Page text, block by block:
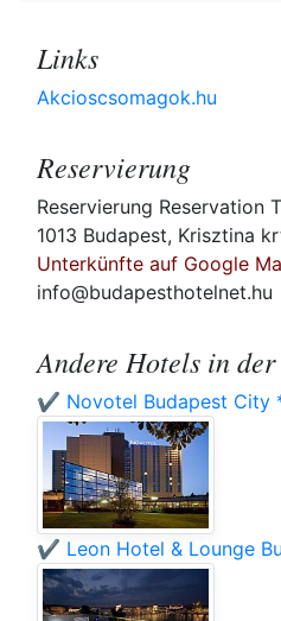
Links
Akcioscsomagok.hu
Reservierung
Reservierung Reservation
1013 Budapest, Krisztina
Unterkünfte auf Google
info@budapesthotelnet.hu
Andere Hotels in der
✔️ Novotel Budapest City
✔️ Leon Hotel & Lounge